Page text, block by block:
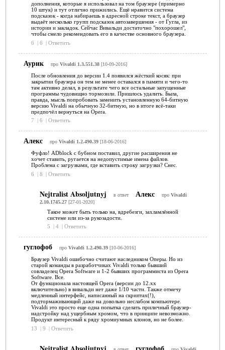
дополнения, которые я использовал на том браузере (примерно
10 штук) и тут отлично прижились. Ещё нравится система
подсказок - когда набираешь в адресной строке текст, а браузер
выдаёт несколько групп подсказок автозавершения - от Гугла, из
истории и закладок. Сейчас Вивальди достаточно "похорошел",
чтобы смело рекомендовать его в качестве основного браузера.
6
| 6 | Ответить
Аурик про Vivaldi 1.3.551.38[10-09-2016]
После обновления до версии 1.4 появился жёсткий косяк: при
закрытии браузера он тем не менее оставался в памяти и чего-то
там активно делал, в результате чего все остальные запущенные
программы чудовищно тормозили. Пришлось удалить. Была,
правда, мысль попробовать заменить установленную 64-битную
версию Vivaldi на обычную 32-битную, но в итоге всё-таки
предпочёл вернуться на Opera.
7
| 6 | Ответить
Алекс про Vivaldi 1.2.490.39[18-06-2016]
Фуфло! ADblock с бубном поставил, другие расширения не
хочет ставить, ругается на недопустимые имена файлов.
Проблема с загрузками, где вставить строку загрузки? Снес.
6
| 8 | Ответить
Nejtralist Absoljutnyj в ответ Алекс про Vivaldi
2.10.1745.27[27-01-2020]
Такое может быть только на, вдребезги, захламлённой
системе или из-за рукозадости.
5
| 4 | Ответить
гуглофоб про Vivaldi 1.2.490.39[10-06-2016]
Браузер Vivaldi ошибочно считают наследником Оперы. Но из
старой команды в разработчиках Vivaldi только бывший
совладелец Opera Software и 1-2 бывших программиста из Opera
Software. Все.
От функционала настоящей Opera (версии до 12.хх
включительно) в вивальди нет даже 1/10 части. Также отмечу
медленный интерфейс, написанный на скриптах(!),
подтормаживающий даже на довольно неслабом компьютере.
Vivaldi это просто еще одна попытка сделать приличный браузер-
надстройку над ущербным хромом, что в принципе невозможно.
Продукт интересный к ряду хромиумных клонов, но не более.
13
| 9 | Ответить